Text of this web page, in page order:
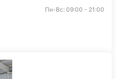
Пн-Вс: 09:00 - 21:00